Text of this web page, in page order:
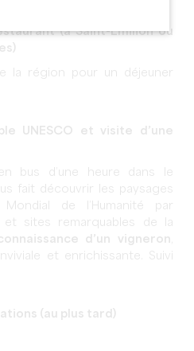
(à Saint-Émilion ou
la région pour un déjeuner
UNESCO et visite d’une
bus d’une heure dans le
fait découvrir les paysages
de l’Humanité par
et sites remarquables de la
d’un vigneron
et enrichissante. Suivi
(au plus tard)